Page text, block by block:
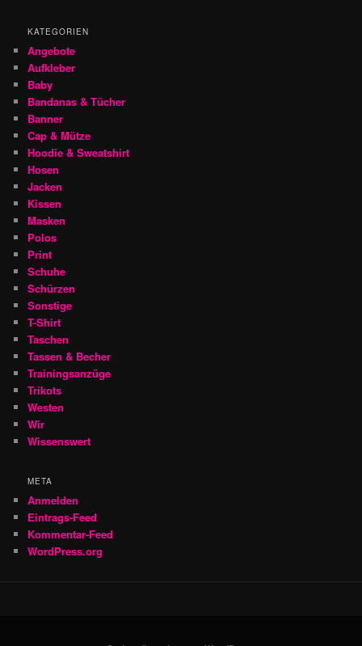
KATEGORIEN
Angebote
Aufkleber
Baby
Bandanas & Tücher
Banner
Cap & Mütze
Hoodie & Sweatshirt
Hosen
Jacken
Kissen
Masken
Polos
Print
Schuhe
Schürzen
Sonstige
T-Shirt
Taschen
Tassen & Becher
Trainingsanzüge
Trikots
Westen
Wir
Wissenswert
META
Anmelden
Eintrags-Feed
Kommentar-Feed
WordPress.org